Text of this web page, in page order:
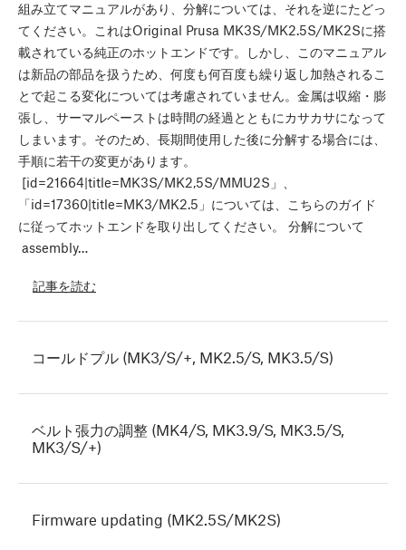
組み立てマニュアルがあり、分解については、それを逆にたどっ
てください。これはOriginal Prusa MK3S/MK2.5S/MK2Sに搭
載されている純正のホットエンドです。しかし、このマニュアル
は新品の部品を扱うため、何度も何百度も繰り返し加熱されるこ
とで起こる変化については考慮されていません。金属は収縮・膨
張し、サーマルペーストは時間の経過とともにカサカサになって
しまいます。そのため、長期間使用した後に分解する場合には、
手順に若干の変更があります。
[id=21664|title=MK3S/MK2,5S/MMU2S」、
「id=17360|title=MK3/MK2.5」については、こちらのガイド
に従ってホットエンドを取り出してください。 分解について
assembly…
記事を読む
コールドプル (MK3/S/+, MK2.5/S, MK3.5/S)
ベルト張力の調整 (MK4/S, MK3.9/S, MK3.5/S,
MK3/S/+)
Firmware updating (MK2.5S/MK2S)